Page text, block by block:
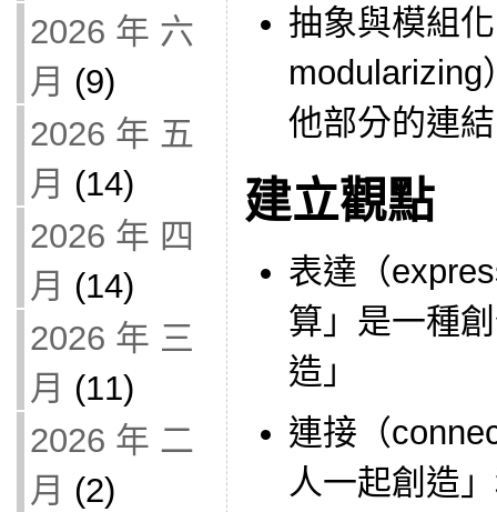
2026 年 六
月 (9)
2026 年 五
月 (14)
2026 年 四
月 (14)
2026 年 三
月 (11)
2026 年 二
月 (2)
抽象與模組
modularizing
他部分的連結
建立觀點
表達（
算」是一種
造」
連接（
人一起創造